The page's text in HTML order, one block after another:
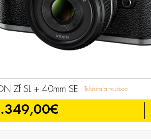
Zf SL + 40mm SE Τελευταία τεμάχια